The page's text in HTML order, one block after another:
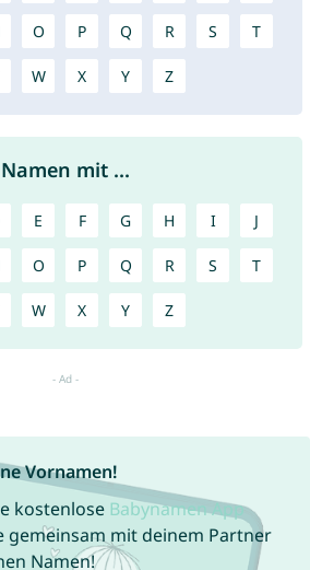
O P Q R S T
W X Y Z
Namen mit ...
E F G H I J
O P Q R S T
W X Y Z
Vornamen!
kostenlose Babynamen App
gemeinsam mit deinem Partner
Namen!